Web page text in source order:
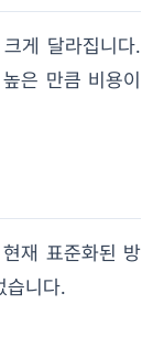
게 달라집니다.
은 만큼 비용이
재 표준화된 방
습니다.